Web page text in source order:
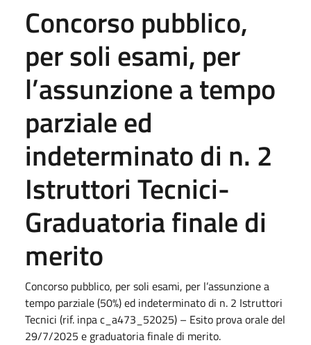
Concorso pubblico,
per soli esami, per
l’assunzione a tempo
parziale ed
indeterminato di n. 2
Istruttori Tecnici-
Graduatoria finale di
merito
Concorso pubblico, per soli esami, per l’assunzione a
tempo parziale (50%) ed indeterminato di n. 2 Istruttori
Tecnici (rif. inpa c_a473_52025) – Esito prova orale del
29/7/2025 e graduatoria finale di merito.